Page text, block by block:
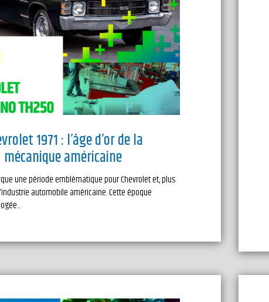
1971 : l’âge d’or de la
mécanique américaine
une période emblématique pour Chevrolet et, plus
automobile américaine. Cette époque